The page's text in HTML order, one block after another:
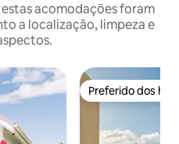
acomodações foram
a localização, limpeza e
hóspedes Preferido dos
Preferido dos